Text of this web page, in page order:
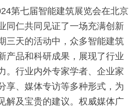
第七届智能建筑展览会在北京
同仁共同见证了一场充满创新
三天的活动中，众多智能建筑
产品和科研成果，展现了行业
。行业内外专家学者、企业家
享、媒体专访等多种形式，为
解及宝贵的建议。权威媒体广